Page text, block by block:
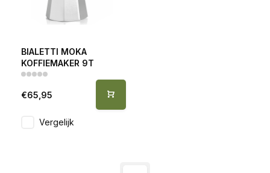
BIALETTI MOKA
KOFFIEMAKER 9T
€65,95
Vergelijk